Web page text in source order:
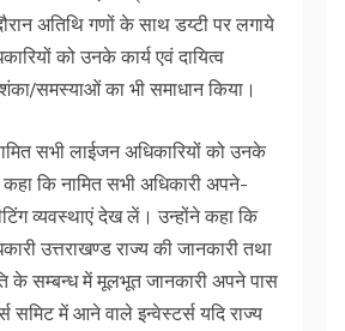
अतिथि गणों के साथ डय्टी पर लगाये
को उनके कार्य एवं दायित्व
समस्याओं का भी समाधान किया।
सभी लाईजन अधिकारियों को उनके
कहा कि नामित सभी अधिकारी अपने-
व्यवस्थाएं देख लें। उन्होंने कहा कि
उत्तराखण्ड राज्य की जानकारी तथा
के सम्बन्ध में मूलभूत जानकारी अपने पास
समिट में आने वाले इन्वेस्टर्स यदि राज्य